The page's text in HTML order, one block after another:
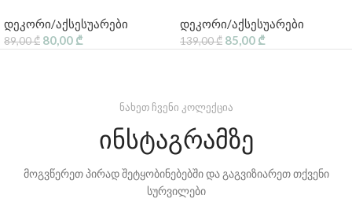
დეკორი/აქსესუარები
89,00₾ 80,00 ₾
დეკორი/აქსესუარები
139,00₾ 85,00 ₾
ნახეთ ჩვენი კოლექცია
ინსტაგრამზე
მოგვწერეთ პირად შეტყობინებებში და გაგვიზიარეთ თქვენი
სურვილები